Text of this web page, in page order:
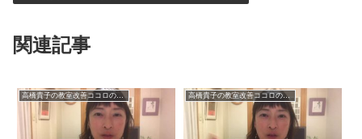
関連記事
高橋貴子の教室改善ココロのヒント集【動画付】 高橋貴子の教室改善ココロのヒント集【動画付】